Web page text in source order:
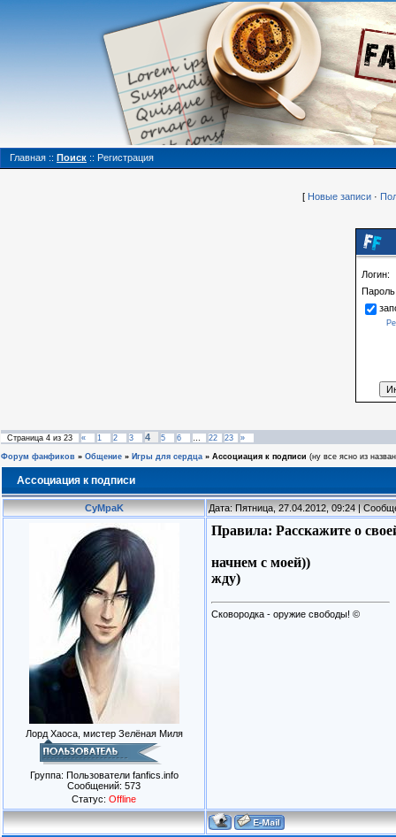
Главная :: Поиск :: Регистрация
[ Новые записи ·
Логин:
Страница 4 из 23 « 1 2 3 4 5 6 … 22 23 »
Форум фанфиков » Общение » Игры для сердца » Ассоциация к подписи (ну все ясно из
Ассоциация к подписи
CyMpaK Дата: Пятница, 27.04.2012, 09:24 |
Лорд Хаоса, мистер Зелёная Миля
Группа: Пользователи fanfics.info
Сообщений: 573
Статус: Offline
Правила: Расскажите о
начнем с моей))
жду)
Сковородка - оружие свободы! ©